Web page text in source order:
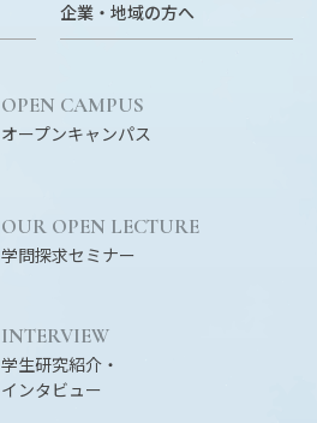
企業・地域の方へ
OPEN CAMPUS
オープンキャンパス
OUR OPEN LECTURE
学問探求セミナー
INTERVIEW
学生研究紹介・
インタビュー